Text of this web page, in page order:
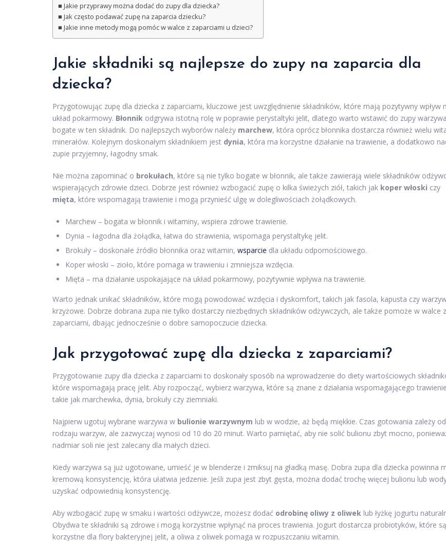
Jakie przyprawy można dodać do zupy dla dziecka?
Jak często podawać zupę na zaparcia dziecku?
Jakie inne metody mogą pomóc w walce z zaparciami u dzieci?
Jakie składniki są najlepsze do zupy na zaparcia dla
dziecka?
Przygotowując zupę dla dziecka z zaparciami, kluczowe jest uwzględnienie składników, które mają pozytywny wpływ
układ pokarmowy. Błonnik odgrywa istotną rolę w poprawie perystaltyki jelit, dlatego warto wstawić do zupy warzywa
bogate w ten składnik. Do najlepszych wyborów należy marchew, która oprócz błonnika dostarcza również wielu
minerałów. Kolejnym doskonałym składnikiem jest dynia, która ma korzystne działanie na trawienie, a dodatkowo
zupie przyjemny, łagodny smak.
Nie można zapominać o brokułach, które są nie tylko bogate w błonnik, ale także zawierają wiele składników
wspierających zdrowie dzieci. Dobrze jest również wzbogacić zupę o kilka świeżych ziół, takich jak koper włoski czy
mięta, które wspomagają trawienie i mogą przynieść ulgę w dolegliwościach żołądkowych.
Marchew – bogata w błonnik i witaminy, wspiera zdrowe trawienie.
Dynia – łagodna dla żołądka, łatwa do strawienia, wspomaga perystaltykę jelit.
Brokuły – doskonałe źródło błonnika oraz witamin, wsparcie dla układu odpornościowego.
Koper włoski – zioło, które pomaga w trawieniu i zmniejsza wzdęcia.
Mięta – ma działanie uspokajające na układ pokarmowy, pozytywnie wpływa na trawienie.
Warto jednak unikać składników, które mogą powodować wzdęcia i dyskomfort, takich jak fasola, kapusta czy
krzyżowe. Dobrze dobrana zupa nie tylko dostarczy niezbędnych składników odżywczych, ale także pomoże w walce z
zaparciami, dbając jednocześnie o dobre samopoczucie dziecka.
Jak przygotować zupę dla dziecka z zaparciami?
Przygotowanie zupy dla dziecka z zaparciami to doskonały sposób na wprowadzenie do diety wartościowych
które wspomagają pracę jelit. Aby rozpocząć, wybierz warzywa, które są znane z działania wspomagającego
takie jak marchewka, dynia, brokuły czy ziemniaki.
Najpierw ugotuj wybrane warzywa w bulionie warzywnym lub w wodzie, aż będą miękkie. Czas gotowania zależy od
rodzaju warzyw, ale zazwyczaj wynosi od 10 do 20 minut. Warto pamiętać, aby nie solić bulionu zbyt mocno,
nadmiar soli nie jest zalecany dla małych dzieci.
Kiedy warzywa są już ugotowane, umieść je w blenderze i zmiksuj na gładką masę. Dobra zupa dla dziecka powinna
kremową konsystencję, która ułatwia jedzenie. Jeśli zupa jest zbyt gęsta, można dodać trochę więcej bulionu lub
uzyskać odpowiednią konsystencję.
Aby wzbogacić zupę w smaku i wartości odżywcze, możesz dodać odrobinę oliwy z oliwek lub łyżkę jogurtu
Obydwa te składniki są zdrowe i mogą korzystnie wpłynąć na proces trawienia. Jogurt dostarcza probiotyków, które są
korzystne dla flory bakteryjnej jelit, a oliwa z oliwek pomaga w rozpuszczaniu witamin.